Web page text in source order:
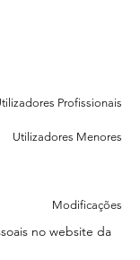
Profissionais
Utilizadores Menores
Modificações
no website da